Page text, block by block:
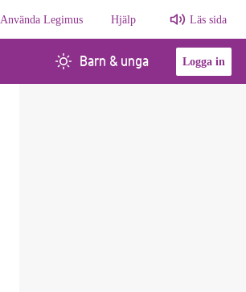
Använda Legimus Hjälp Läs sida
Barn & unga Logga in